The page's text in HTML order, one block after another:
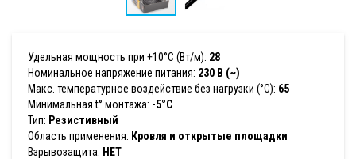
Удельная мощность при +10°С (Вт/м): 28
Номинальное напряжение питания: 230 В (~)
Макс. температурное воздействие без нагрузки (°С): 65
Минимальная t° монтажа: -5°С
Тип: Резистивный
Область применения: Кровля и открытые площадки
Взрывозащита: НЕТ